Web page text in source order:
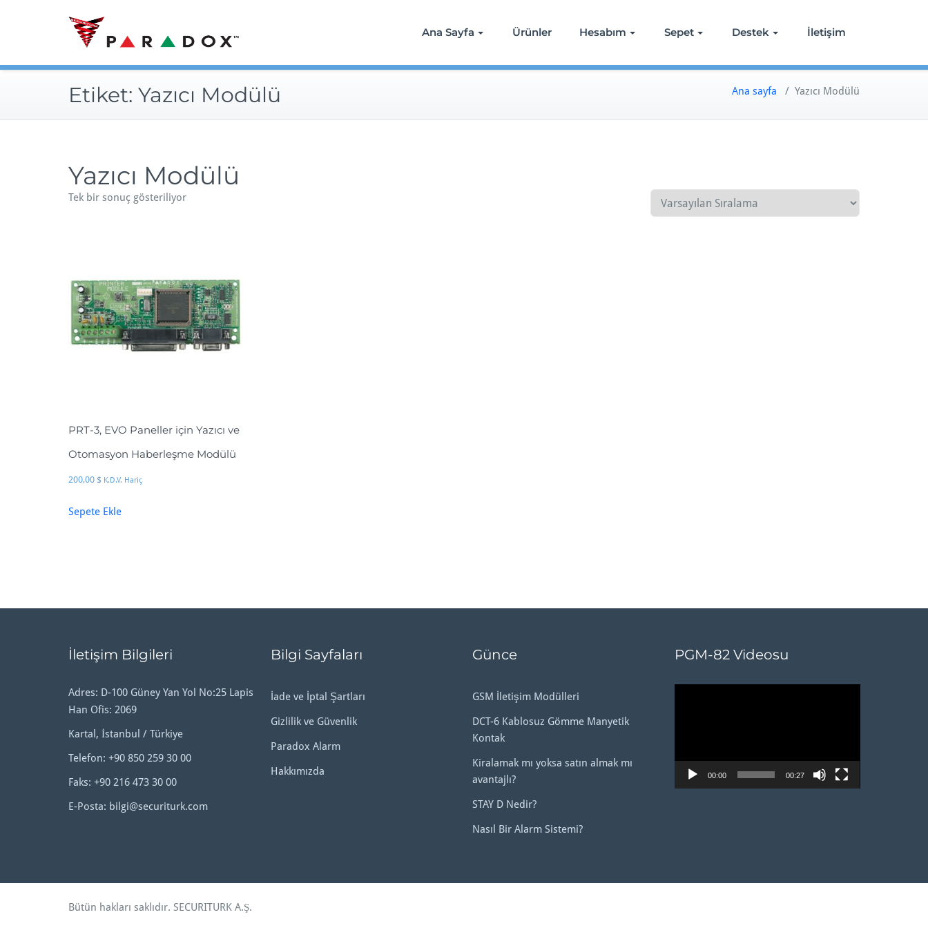
Ana Sayfa Ürünler Hesabım Sepet Destek İletişim
Etiket: Yazıcı Modülü Ana sayfa / Yazıcı Modülü
Yazıcı Modülü
Tek bir sonuç gösteriliyor
PRT-3, EVO Paneller için Yazıcı ve
Otomasyon Haberleşme Modülü
200,00 $ K.D.V. Hariç
Sepete Ekle
İletişim Bilgileri
Adres: D-100 Güney Yan Yol No:25 Lapis
Han Ofis: 2069
Kartal, İstanbul / Türkiye
Telefon: +90 850 259 30 00
Faks: +90 216 473 30 00
E-Posta: bilgi@securiturk.com
Bilgi Sayfaları
İade ve İptal Şartları
Gizlilik ve Güvenlik
Paradox Alarm
Hakkımızda
Günce
GSM İletişim Modülleri
DCT-6 Kablosuz Gömme Manyetik
Kontak
Kiralamak mı yoksa satın almak mı
avantajlı?
STAY D Nedir?
Nasıl Bir Alarm Sistemi?
PGM-82 Videosu
00:00 00:27
Bütün hakları saklıdır. SECURITURK A.Ş.